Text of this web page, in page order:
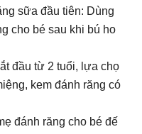
sữa đầu tiên: Dùng
cho bé sau khi bú ho
đầu từ 2 tuổi, lựa chọ
kem đánh răng có
đánh răng cho bé đế